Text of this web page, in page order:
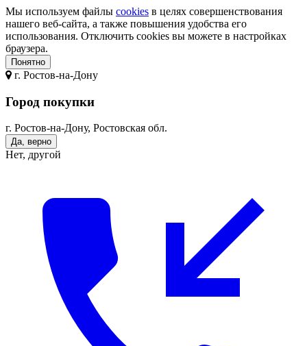
Мы используем файлы cookies в целях совершенствования
нашего веб-сайта, а также повышения удобства его
использования. Отключить cookies вы можете в настройках
браузера.
Понятно
г. Ростов-на-Дону
Город покупки
г. Ростов-на-Дону, Ростовская обл.
Да, верно
Нет, другой